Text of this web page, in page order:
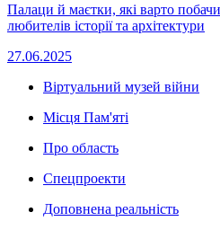
Палаци й маєтки, які варто
любителів історії та архітектури
27.06.2025
Віртуальний музей війни
Місця Пам'яті
Про область
Спецпроекти
Доповнена реальність